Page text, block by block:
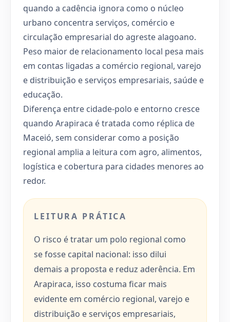
quando a cadência ignora como o núcleo
urbano concentra serviços, comércio e
circulação empresarial do agreste alagoano.
Peso maior de relacionamento local pesa mais
em contas ligadas a comércio regional, varejo
e distribuição e serviços empresariais, saúde e
educação.
Diferença entre cidade-polo e entorno cresce
quando Arapiraca é tratada como réplica de
Maceió, sem considerar como a posição
regional amplia a leitura com agro, alimentos,
logística e cobertura para cidades menores ao
redor.
LEITURA PRÁTICA
O risco é tratar um polo regional como
se fosse capital nacional: isso dilui
demais a proposta e reduz aderência. Em
Arapiraca, isso costuma ficar mais
evidente em comércio regional, varejo e
distribuição e serviços empresariais,